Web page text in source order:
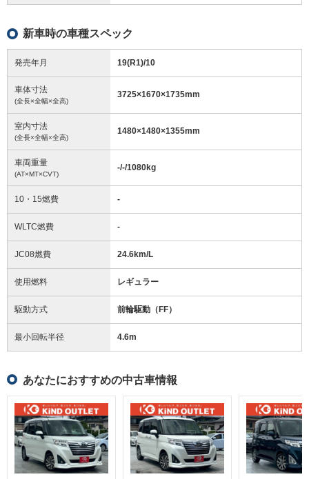
新車時の車種スペック
発売年月 19(R1)/10
車体寸法
(全長×全幅×全高)
3725×1670×1735mm
室内寸法
(全長×全幅×全高)
1480×1480×1355mm
車両重量
(AT×MT×CVT)
-/-/1080kg
10・15燃費 -
WLTC燃費 -
JC08燃費 24.6km/L
使用燃料 レギュラー
駆動方式 前輪駆動（FF）
最小回転半径 4.6m
あなたにおすすめの中古車情報